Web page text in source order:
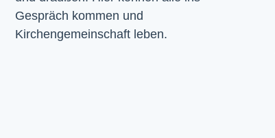
Gespräch kommen und
Kirchengemeinschaft leben.